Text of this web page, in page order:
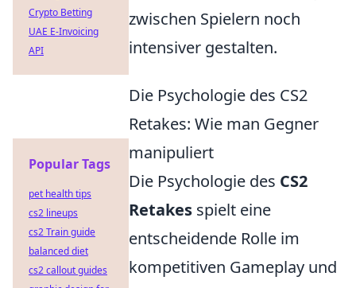
zwischen Spielern noch
intensiver gestalten.
Die Psychologie des CS2
Retakes: Wie man Gegner
manipuliert
Die Psychologie des CS2
Retakes spielt eine
entscheidende Rolle im
kompetitiven Gameplay und
Crypto Betting
UAE E-Invoicing
API
Popular Tags
pet health tips
cs2 lineups
cs2 Train guide
balanced diet
cs2 callout guides